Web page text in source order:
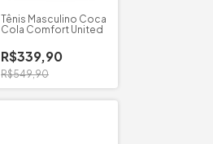
Tênis Masculino Coca
Cola Comfort United
R$339,90
R$549,90